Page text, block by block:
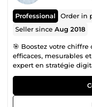
Professional Order in
Seller sinceAug 2018
🎯 Boostez votre chiffre
efficaces, mesurables et orientées
expert en stratégie
le domaine du
Actif sur ComeUp
d'entreprises à
un trafic qualifié et à